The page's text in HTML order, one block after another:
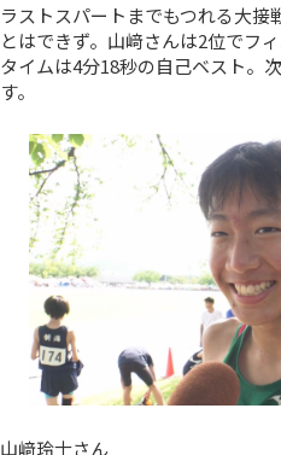
ラストスパートまでもつれる大接
とはできず。山﨑さんは2位でフ
タイムは4分18秒の自己ベスト。
す。
山﨑玲士さん